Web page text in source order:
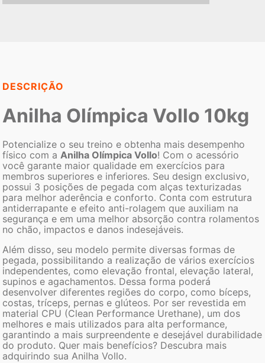
DESCRIÇÃO
Anilha Olímpica Vollo 10kg
Potencialize o seu treino e obtenha mais desempenho
físico com a Anilha Olímpica Vollo! Com o acessório
você garante maior qualidade em exercícios para
membros superiores e inferiores. Seu design exclusivo,
possui 3 posições de pegada com alças texturizadas
para melhor aderência e conforto. Conta com estrutura
antiderrapante e efeito anti-rolagem que auxiliam na
segurança e em uma melhor absorção contra rolamentos
no chão, impactos e danos indesejáveis.
Além disso, seu modelo permite diversas formas de
pegada, possibilitando a realização de vários exercícios
independentes, como elevação frontal, elevação lateral,
supinos e agachamentos. Dessa forma poderá
desenvolver diferentes regiões do corpo, como bíceps,
costas, tríceps, pernas e glúteos. Por ser revestida em
material CPU (Clean Performance Urethane), um dos
melhores e mais utilizados para alta performance,
garantindo a mais surpreendente e desejável durabilidade
do produto. Quer mais benefícios? Descubra mais
adquirindo sua Anilha Vollo.